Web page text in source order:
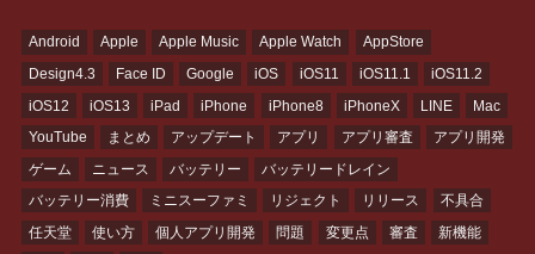
Android Apple Apple Music Apple Watch
AppStore
Design4.3
Face ID Google iOS iOS11 iOS11.1
iOS11.2
iOS12
iOS13 iPad iPhone iPhone8 iPhoneX LINE
Mac
YouTube
まとめ アップデート アプリ アプリ審査
アプリ開発
ゲーム
ニュース バッテリー
バッテリードレイン
バッテリー消費
ミニスーファミ リジェクト リリース
不具合
任天堂
使い方 個人アプリ開発 問題 変更点 審査
新機能